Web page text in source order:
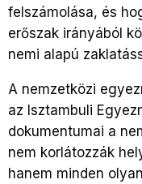
felszámolása, és
erőszak irányából
nemi alapú
A nemzetközi
az Isztambuli
dokumentumai a
nem korlátozzák
hanem minden